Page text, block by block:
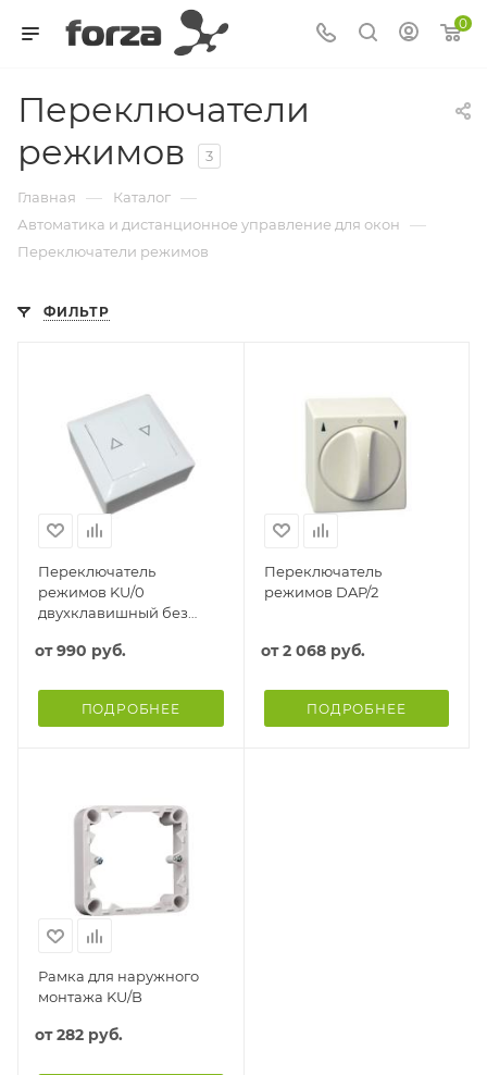
0
Переключатели
режимов
3
Главная — Каталог —
Автоматика и дистанционное управление для окон —
Переключатели режимов
ФИЛЬТР
Переключатель
режимов KU/0
двухклавишный без
от990 руб.
ПОДРОБНЕЕ
Переключатель
режимов DAP/2
от2 068 руб.
ПОДРОБНЕЕ
Рамка для наружного
монтажа KU/B
от282 руб.